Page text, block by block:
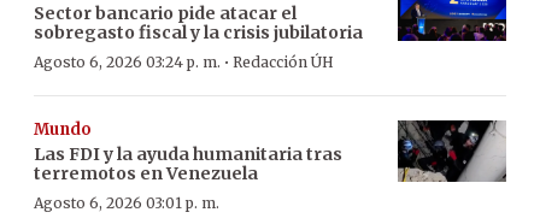
Sector bancario pide atacar el
sobregasto fiscal y la crisis jubilatoria
Agosto 6, 2026 03:24 p. m. · Redacción ÚH
Mundo
Las FDI y la ayuda humanitaria tras
terremotos en Venezuela
Agosto 6, 2026 03:01 p. m.